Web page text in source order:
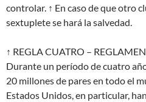
controlar. ↑ En caso de que otro
sextuplete se hará la salvedad.
↑ REGLA CUATRO –
Durante un período de cuatro
20 millones de pares en todo el
Estados Unidos, en particular,